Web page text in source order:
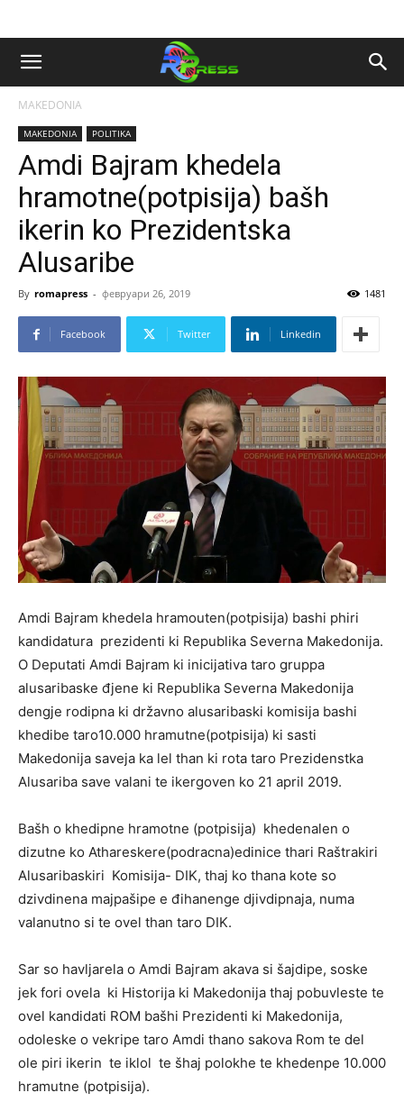
MAKEDONIA
MAKEDONIA POLITIKA
Amdi Bajram khedela
hramotne(potpisija) bašh
ikerin ko Prezidentska
Alusaribe
By romapress - февруари 26, 2019 1481
Facebook Twitter Linkedin
Amdi Bajram khedela hramouten(potpisija) bashi phiri
kandidatura prezidenti ki Republika Severna Makedonija.
O Deputati Amdi Bajram ki inicijativa taro gruppa
alusaribaske đjene ki Republika Severna Makedonija
dengje rodipna ki državno alusaribaski komisija bashi
khedibe taro10.000 hramutne(potpisija) ki sasti
Makedonija saveja ka lel than ki rota taro Prezidenstka
Alusariba save valani te ikergoven ko 21 april 2019.
Bašh o khedipne hramotne (potpisija) khedenalen o
dizutne ko Athareskere(podracna)edinice thari Raštrakiri
Alusaribaskiri Komisija- DIK, thaj ko thana kote so
dzivdinena majpašipe e đihanenge djivdipnaja, numa
valanutno si te ovel than taro DIK.
Sar so havljarela o Amdi Bajram akava si šajdipe, soske
jek fori ovela ki Historija ki Makedonija thaj pobuvleste te
ovel kandidati ROM bašhi Prezidenti ki Makedonija,
odoleske o vekripe taro Amdi thano sakova Rom te del
ole piri ikerin te iklol te šhaj polokhe te khedenpe 10.000
hramutne (potpisija).